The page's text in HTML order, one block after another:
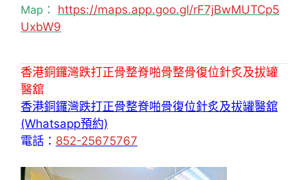
Map： https://maps.app.goo.gl/rF7jBwMUTCp5
UxbW9
香港銅鑼灣跌打正骨整脊啪骨整骨復位針炙及拔罐
醫舘
香港銅鑼灣跌打正骨整脊啪骨復位針炙及拔罐醫舘
(Whatsapp預約)
電話： 852-25675767